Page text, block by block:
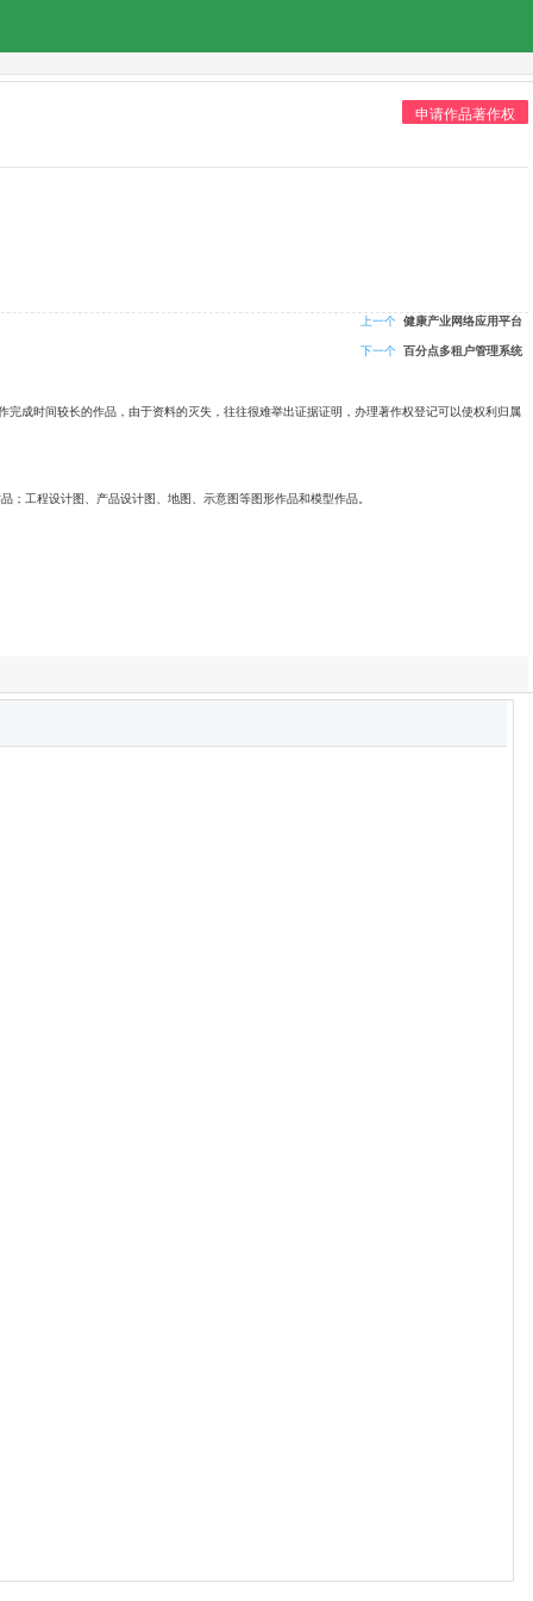
申请作品著作权
上一个 健康产业网络应用平台
下一个 百分点多租户管理系统
成时间较长的作品，由于资料的灭失，往往很难举出证据证明，办理著作权登记可以使权利归属
工程设计图、产品设计图、地图、示意图等图形作品和模型作品。